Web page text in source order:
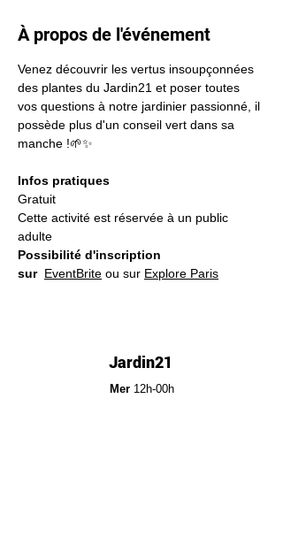
À propos de l'événement
Venez découvrir les vertus insoupçonnées
des plantes du Jardin21 et poser toutes
vos questions à notre jardinier passionné, il
possède plus d'un conseil vert dans sa
manche !🌱✨
Infos pratiques
Gratuit
Cette activité est réservée à un public
adulte
Possibilité d'inscription
sur EventBrite ou sur Explore Paris
Jardin21
Mer12h-00h